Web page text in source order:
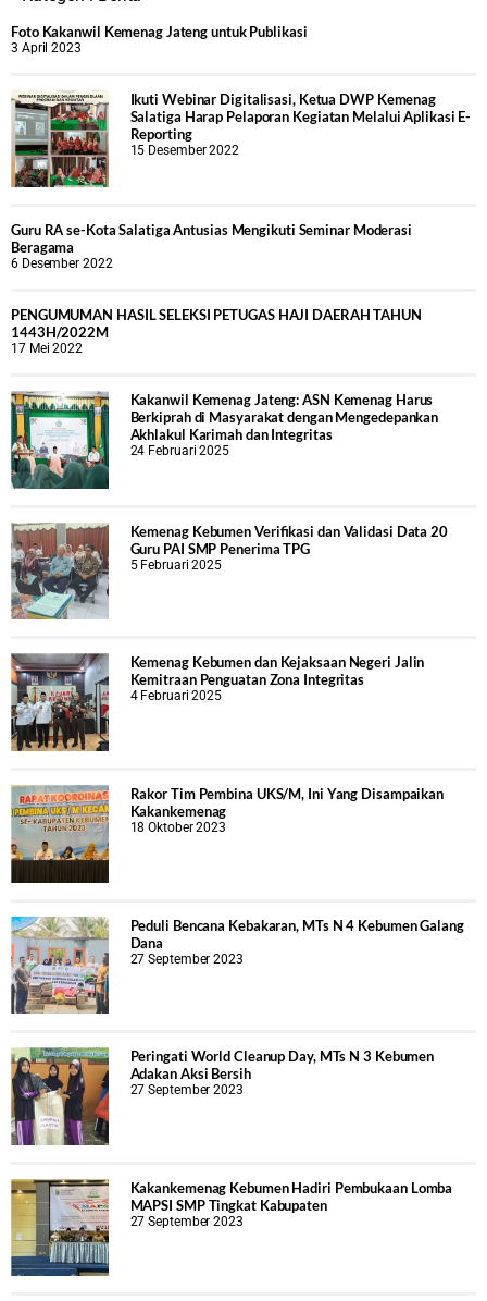
Foto Kakanwil Kemenag Jateng untuk Publikasi
3 April 2023
Ikuti Webinar Digitalisasi, Ketua DWP Kemenag
Salatiga Harap Pelaporan Kegiatan Melalui Aplikasi E-
Reporting
15 Desember 2022
Guru RA se-Kota Salatiga Antusias Mengikuti Seminar Moderasi
Beragama
6 Desember 2022
PENGUMUMAN HASIL SELEKSI PETUGAS HAJI DAERAH TAHUN
1443H/2022M
17 Mei 2022
Kakanwil Kemenag Jateng: ASN Kemenag Harus
Berkiprah di Masyarakat dengan Mengedepankan
Akhlakul Karimah dan Integritas
24 Februari 2025
Kemenag Kebumen Verifikasi dan Validasi Data 20
Guru PAI SMP Penerima TPG
5 Februari 2025
Kemenag Kebumen dan Kejaksaan Negeri Jalin
Kemitraan Penguatan Zona Integritas
4 Februari 2025
Rakor Tim Pembina UKS/M, Ini Yang Disampaikan
Kakankemenag
18 Oktober 2023
Peduli Bencana Kebakaran, MTs N 4 Kebumen Galang
Dana
27 September 2023
Peringati World Cleanup Day, MTs N 3 Kebumen
Adakan Aksi Bersih
27 September 2023
Kakankemenag Kebumen Hadiri Pembukaan Lomba
MAPSI SMP Tingkat Kabupaten
27 September 2023